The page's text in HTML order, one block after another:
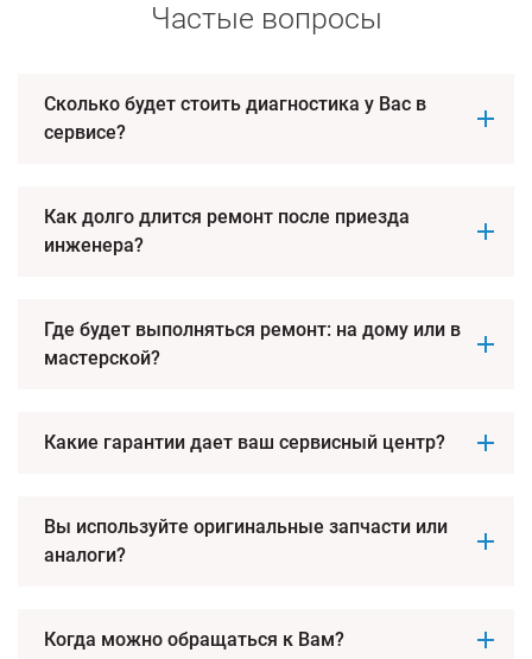
Частые вопросы
Сколько будет стоить диагностика у Вас в
сервисе?
Как долго длится ремонт после приезда
инженера?
Где будет выполняться ремонт: на дому или в
мастерской?
Какие гарантии дает ваш сервисный центр?
Вы используйте оригинальные запчасти или
аналоги?
Когда можно обращаться к Вам?